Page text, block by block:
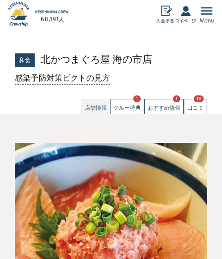
68,191 人
飲食
物産
宿泊
ECサイト
気仙沼クルーシップとは
クルーシップ事務局からのお知らせ
和食 北かつまぐろ屋 海の市店
感染予防対策ピクトの見方
店舗情報 クルー特典
1
おすすめ情報
1
口コミ
18